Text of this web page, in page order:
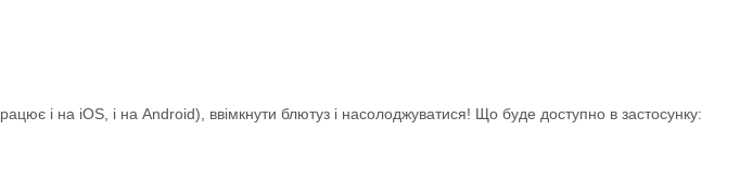
і на iOS, і на Android), ввімкнути блютуз і насолоджуватися! Що буде доступно в застосунку: